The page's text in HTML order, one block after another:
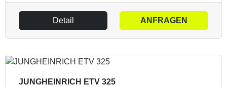
Detail ANFRAGEN
JUNGHEINRICH ETV 325